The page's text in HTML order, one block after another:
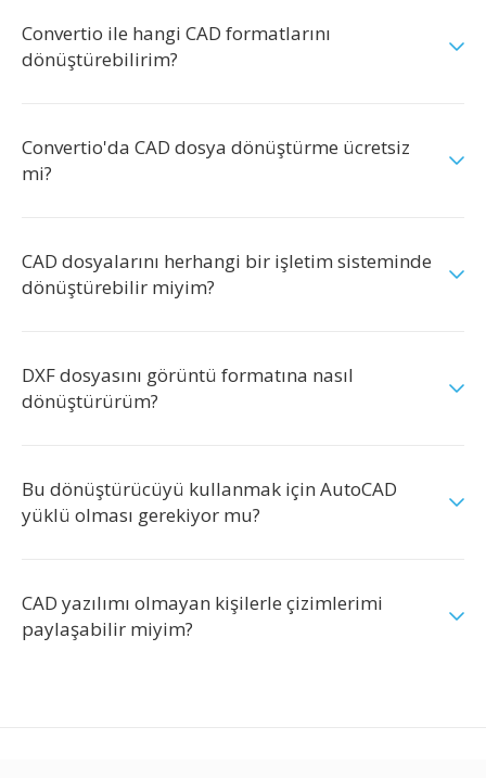
Convertio ile hangi CAD formatlarını
dönüştürebilirim?
Convertio'da CAD dosya dönüştürme ücretsiz
mi?
CAD dosyalarını herhangi bir işletim sisteminde
dönüştürebilir miyim?
DXF dosyasını görüntü formatına nasıl
dönüştürürüm?
Bu dönüştürücüyü kullanmak için AutoCAD
yüklü olması gerekiyor mu?
CAD yazılımı olmayan kişilerle çizimlerimi
paylaşabilir miyim?